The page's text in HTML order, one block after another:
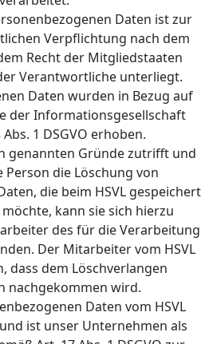
Daten ist zur
Verpflichtung nach dem
Recht der Mitgliedstaaten
Verantwortliche unterliegt.
Daten wurden in Bezug auf
der Informationsgesellschaft
1 DSGVO erhoben.
genannten Gründe zutrifft und
die Löschung von
die beim HSVL gespeichert
kann sie sich hierzu
des für die Verarbeitung
Der Mitarbeiter vom HSVL
dass dem Löschverlangen
nachgekommen wird.
Daten vom HSVL
ist unser Unternehmen als